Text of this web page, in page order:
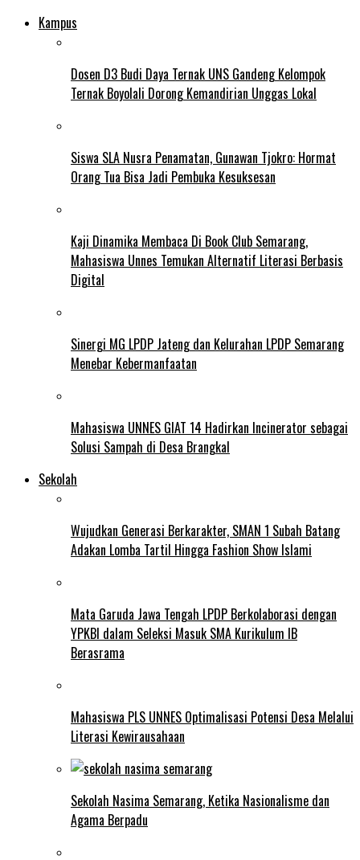
Kampus
Dosen D3 Budi Daya Ternak UNS Gandeng Kelompok
Ternak Boyolali Dorong Kemandirian Unggas Lokal
Siswa SLA Nusra Penamatan, Gunawan Tjokro: Hormat
Orang Tua Bisa Jadi Pembuka Kesuksesan
Kaji Dinamika Membaca Di Book Club Semarang,
Mahasiswa Unnes Temukan Alternatif Literasi Berbasis
Digital
Sinergi MG LPDP Jateng dan Kelurahan LPDP Semarang
Menebar Kebermanfaatan
Mahasiswa UNNES GIAT 14 Hadirkan Incinerator sebagai
Solusi Sampah di Desa Brangkal
Sekolah
Wujudkan Generasi Berkarakter, SMAN 1 Subah Batang
Adakan Lomba Tartil Hingga Fashion Show Islami
Mata Garuda Jawa Tengah LPDP Berkolaborasi dengan
YPKBI dalam Seleksi Masuk SMA Kurikulum IB
Berasrama
Mahasiswa PLS UNNES Optimalisasi Potensi Desa Melalui
Literasi Kewirausahaan
Sekolah Nasima Semarang, Ketika Nasionalisme dan
Agama Berpadu